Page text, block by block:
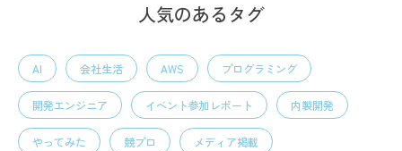
人気のあるタグ
AI 会社生活 AWS プログラミング
開発エンジニア イベント参加レポート 内製開発
やってみた 競プロ メディア掲載